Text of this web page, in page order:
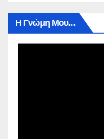
Η Γνώμη Μου…